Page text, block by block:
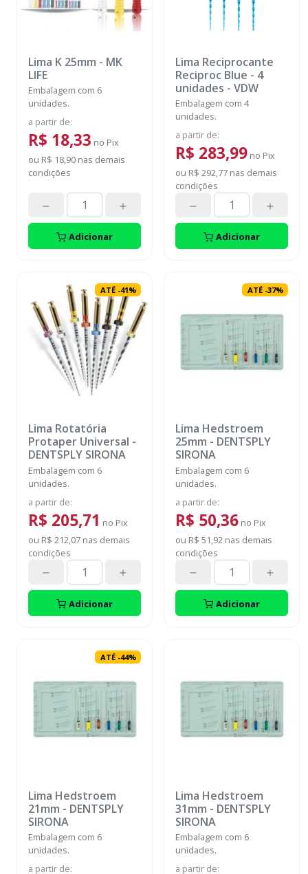
Lima K 25mm - MK
LIFE
Embalagem com 6
unidades.
a partir de:
R$ 18,33 no Pix
ou R$ 18,90 nas demais
condições
Adicionar
Lima Reciprocante
Reciproc Blue - 4
unidades - VDW
Embalagem com 4
unidades.
a partir de:
R$ 283,99 no Pix
ou R$ 292,77 nas demais
condições
Adicionar
ATÉ -41%
Lima Rotatória
Protaper Universal -
DENTSPLY SIRONA
Embalagem com 6
unidades.
a partir de:
R$ 205,71 no Pix
ou R$ 212,07 nas demais
condições
Adicionar
ATÉ -37%
Lima Hedstroem
25mm - DENTSPLY
SIRONA
Embalagem com 6
unidades.
a partir de:
R$ 50,36 no Pix
ou R$ 51,92 nas demais
condições
Adicionar
ATÉ -44%
Lima Hedstroem
21mm - DENTSPLY
SIRONA
Embalagem com 6
unidades.
a partir de:
Lima Hedstroem
31mm - DENTSPLY
SIRONA
Embalagem com 6
unidades.
a partir de: